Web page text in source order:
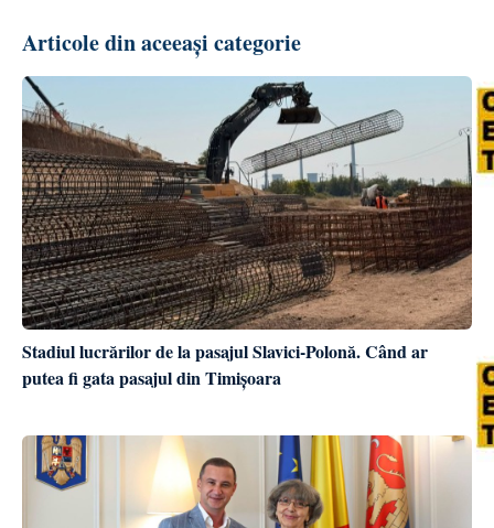
Articole din aceeași categorie
Stadiul lucrărilor de la pasajul Slavici-Polonă. Când ar
putea fi gata pasajul din Timișoara